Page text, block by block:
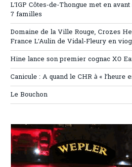
L’IGP Côtes-de-Thongue met en
7 familles
Domaine de la Ville Rouge, Crozes
France L’Aulin de Vidal-Fleury en
Hine lance son premier cognac XO
Canicule : A quand le CHR à « l’heure
Le Bouchon